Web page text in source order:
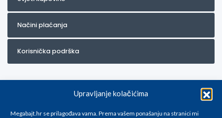
Upravljanje kolačićima
Megabajt.hr se prilagođava vama. Prema vašem ponašanju na stranici mi
Načini plaćanja
Korisnička podrška